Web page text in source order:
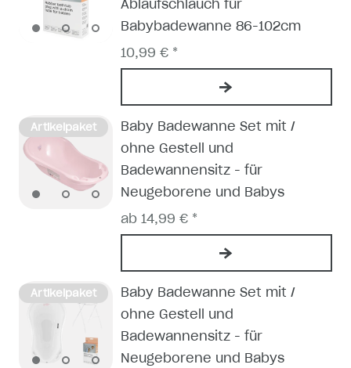
Ablaufschlauch für
Babybadewanne 86-102cm
10,99 € *
Artikelpaket
Baby Badewanne Set mit /
ohne Gestell und
Badewannensitz - für
Neugeborene und Babys
ab 14,99 € *
Artikelpaket
Baby Badewanne Set mit /
ohne Gestell und
Badewannensitz - für
Neugeborene und Babys